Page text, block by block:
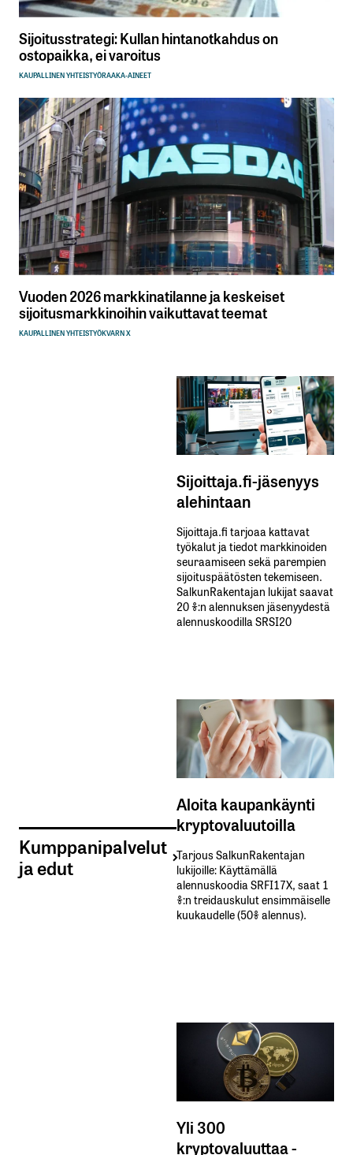
Sijoitusstrategi: Kullan hintanotkahdus on
ostopaikka, ei varoitus
KAUPALLINEN YHTEISTYÖRAAKA-AINEET
Vuoden 2026 markkinatilanne ja keskeiset
sijoitusmarkkinoihin vaikuttavat teemat
KAUPALLINEN YHTEISTYÖKVARN X
Kumppanipalvelut
ja edut
Sijoittaja.fi-jäsenyys
alehintaan
Sijoittaja.fi tarjoaa kattavat
työkalut ja tiedot markkinoiden
seuraamiseen sekä parempien
sijoituspäätösten tekemiseen.
SalkunRakentajan lukijat saavat
20 %:n alennuksen jäsenyydestä
alennuskoodilla SRSI20
Aloita kaupankäynti
kryptovaluutoilla
Tarjous SalkunRakentajan
lukijoille: Käyttämällä​ ​
alennuskoodia​ ​SRFI17X,​ ​saat​ ​1
%:n treidauskulut​ ​ensimmäiselle​ ​
kuukaudelle​ ​(50%​ ​alennus).
Yli 300
kryptovaluuttaa -